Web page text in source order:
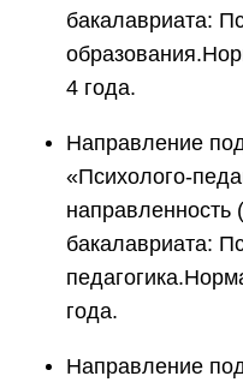
бакалавриата:
4 года.
Направление
«Психолого-
бакалавриата:
года.
Направление